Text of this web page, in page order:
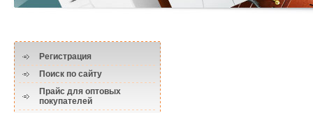
Регистрация
Поиск по сайту
Прайс для оптовых
покупателей